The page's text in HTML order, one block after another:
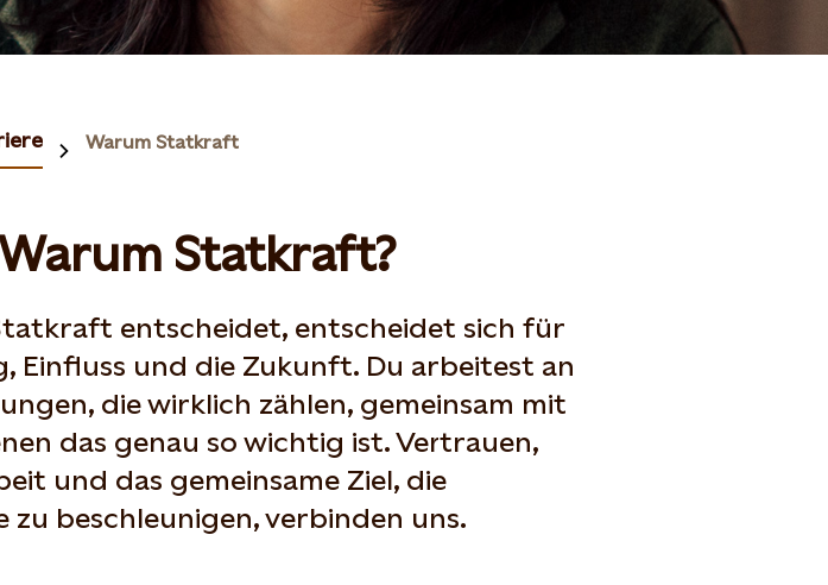
Warum Statkraft
Statkraft?
entscheidet, entscheidet sich für
Einfluss und die Zukunft. Du arbeitest an
die wirklich zählen, gemeinsam mit
das genau so wichtig ist. Vertrauen,
und das gemeinsame Ziel, die
zu beschleunigen, verbinden uns.